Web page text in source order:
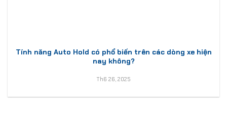
Tính năng Auto Hold có phổ biến trên các dòng xe hiện
nay không?
Th6 26, 2025